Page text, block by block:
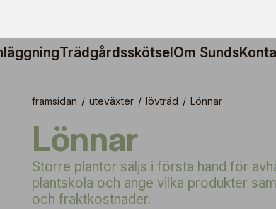
Trädgårdsskötsel Om Sunds
framsidan / uteväxter / lövträd / Lönnar
Lönnar
Större plantor säljs i första hand för
plantskola och ange vilka produkter
och fraktkostnader.